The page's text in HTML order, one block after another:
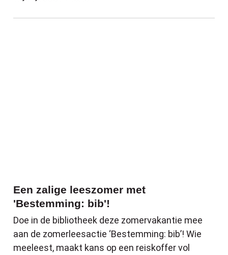
Een zalige leeszomer met
'Bestemming: bib'!
Doe in de bibliotheek deze zomervakantie mee
aan de zomerleesactie ‘Bestemming: bib’! Wie
meeleest, maakt kans op een reiskoffer vol